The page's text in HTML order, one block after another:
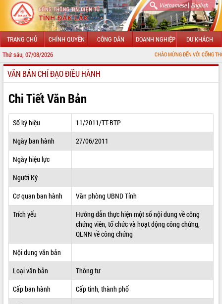
Vietnamese| English
TRANG CHỦ CHÍNH QUYỀN CÔNG DÂN DOANH NGHIỆP DU KHÁCH
Thứ sáu, 07/08/2026 CHÀO MỪNG ĐẾN VỚI CỔNG THÔNG TIN
GIỚI THIỆU
LÃNH ĐẠO UBND TỈNH
TIN TỨC SỰ KIỆN
SỞ, BAN, NGÀNH
THÔNG TIN CHỈ ĐẠO ĐIỀU HÀNH
HỆ THỐNG VĂN BẢN
VĂN BẢN HĐND TỈNH
QUY HOẠCH - KẾ HOẠCH
VĂN BẢN CHỈ ĐẠO ĐIỀU HÀNH
Chi Tiết Văn Bản
Số ký hiệu
11/2011/TT-BTP
Ngày ban hành
27/06/2011
Ngày hiệu lực
Người Ký
Cơ quan ban hành
Văn phòng UBND Tỉnh
Trích yếu
Hướng dẫn thực hiện một số nội dung về công
chứng viên, tổ chức và hoạt động công chứng,
QLNN về công chứng
Nội dung văn bản
Loại văn bản
Thông tư
Cấp ban hành
Cấp tỉnh, thành phố